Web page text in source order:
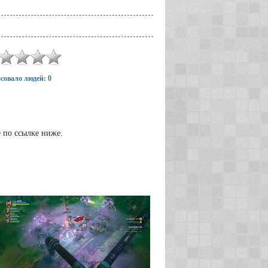
людей: 0
по ссылке ниже.